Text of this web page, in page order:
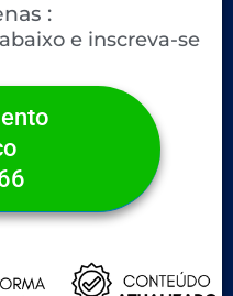
:
e inscreva-se